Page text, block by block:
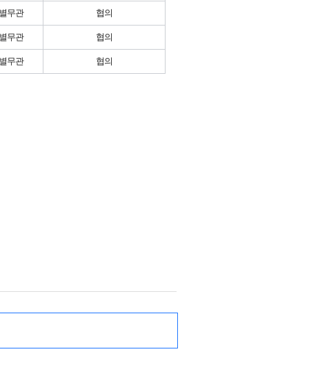
무관 협의
무관 협의
무관 협의